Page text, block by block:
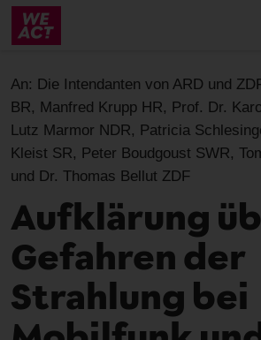
Skip
content
An: Die Intendanten von ARD und
BR, Manfred Krupp HR, Prof. Dr.
Lutz Marmor NDR, Patricia
Kleist SR, Peter Boudgoust SWR,
und Dr. Thomas Bellut ZDF
Aufklärung
Gefahren der
Strahlung bei